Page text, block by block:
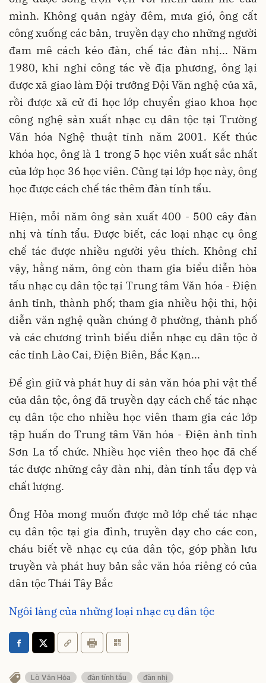
mình. Không quản ngày đêm, mưa gió, ông cất
công xuống các bản, truyền dạy cho những người
đam mê cách kéo đàn, chế tác đàn nhị... Năm
1980, khi nghỉ công tác về địa phương, ông lại
được xã giao làm Đội trưởng Đội Văn nghệ của xã,
rồi được xã cử đi học lớp chuyển giao khoa học
công nghệ sản xuất nhạc cụ dân tộc tại Trường
Văn hóa Nghệ thuật tỉnh năm 2001. Kết thúc
khóa học, ông là 1 trong 5 học viên xuất sắc nhất
của lớp học 36 học viên. Cũng tại lớp học này, ông
học được cách chế tác thêm đàn tính tẩu.
Hiện, mỗi năm ông sản xuất 400 - 500 cây đàn
nhị và tính tẩu. Được biết, các loại nhạc cụ ông
chế tác được nhiều người yêu thích. Không chỉ
vậy, hằng năm, ông còn tham gia biểu diễn hòa
tấu nhạc cụ dân tộc tại Trung tâm Văn hóa - Điện
ảnh tỉnh, thành phố; tham gia nhiều hội thi, hội
diễn văn nghệ quần chúng ở phường, thành phố
và các chương trình biểu diễn nhạc cụ dân tộc ở
các tỉnh Lào Cai, Điện Biên, Bắc Kạn...
Để gìn giữ và phát huy di sản văn hóa phi vật thể
của dân tộc, ông đã truyền dạy cách chế tác nhạc
cụ dân tộc cho nhiều học viên tham gia các lớp
tập huấn do Trung tâm Văn hóa - Điện ảnh tỉnh
Sơn La tổ chức. Nhiều học viên theo học đã chế
tác được những cây đàn nhị, đàn tính tẩu đẹp và
chất lượng.
Ông Hỏa mong muốn được mở lớp chế tác nhạc
cụ dân tộc tại gia đình, truyền dạy cho các con,
cháu biết về nhạc cụ của dân tộc, góp phần lưu
truyền và phát huy bản sắc văn hóa riêng có của
dân tộc Thái Tây Bắc
Ngôi làng của những loại nhạc cụ dân tộc
Lò Văn Hỏa đàn tính tẩu đàn nhị